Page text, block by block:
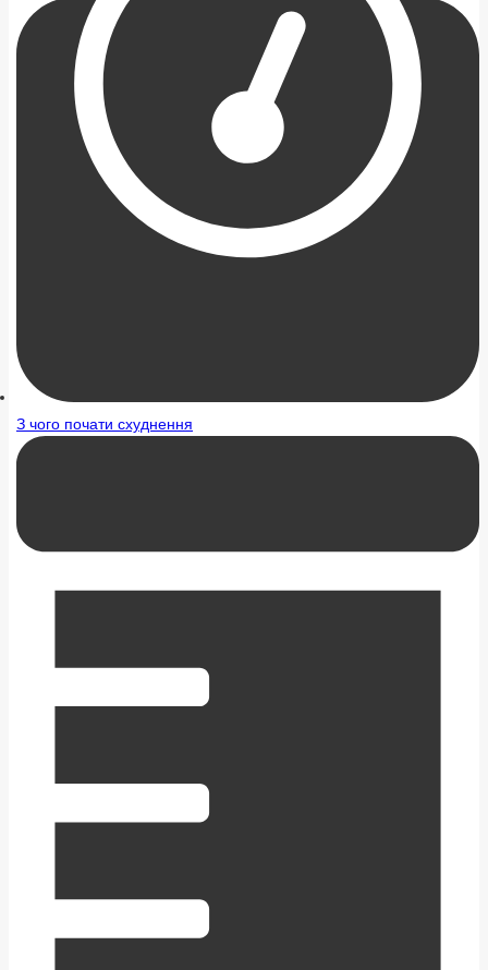
З чого почати схуднення